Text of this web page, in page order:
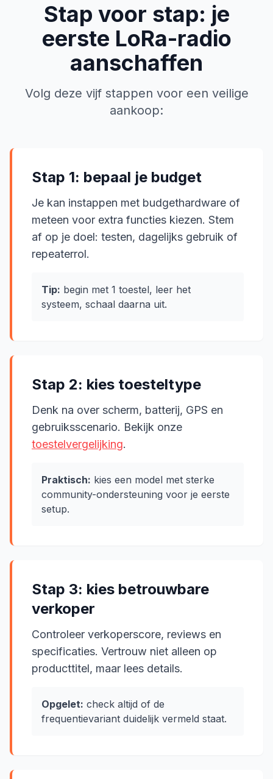
Stap voor stap: je
eerste LoRa-radio
aanschaffen
Volg deze vijf stappen voor een veilige
aankoop:
Stap 1: bepaal je budget
Je kan instappen met budgethardware of
meteen voor extra functies kiezen. Stem
af op je doel: testen, dagelijks gebruik of
repeaterrol.
Tip: begin met 1 toestel, leer het
systeem, schaal daarna uit.
Stap 2: kies toesteltype
Denk na over scherm, batterij, GPS en
gebruiksscenario. Bekijk onze
toestelvergelijking.
Praktisch: kies een model met sterke
community-ondersteuning voor je eerste
setup.
Stap 3: kies betrouwbare
verkoper
Controleer verkoperscore, reviews en
specificaties. Vertrouw niet alleen op
producttitel, maar lees details.
Opgelet: check altijd of de
frequentievariant duidelijk vermeld staat.